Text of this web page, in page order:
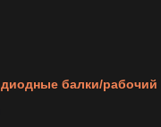
балки/рабочий